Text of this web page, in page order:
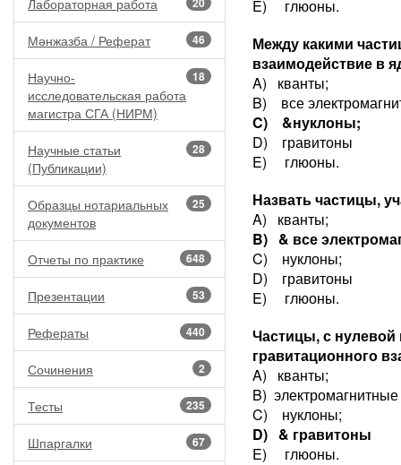
Лабораторная работа
46
Мәнжазба / Реферат
18
Научно-
исследовательская работа
магистра СГА (НИРМ)
28
Научные статьи
(Публикации)
25
Образцы нотариальных
документов
648
Отчеты по практике
53
Презентации
440
Рефераты
2
Сочинения
235
Тесты
67
Шпаргалки
E) глюоны.
Между какими
взаимодействие в
A) кванты;
B) все
C) &нуклоны;
D) гравитоны
E) глюоны.
Назвать частицы,
A) кванты;
B) & все
C) нуклоны;
D) гравитоны
E) глюоны.
Частицы, с
гравитационного
A) кванты;
B)
C) нуклоны;
D) & гравитоны
E) глюоны.